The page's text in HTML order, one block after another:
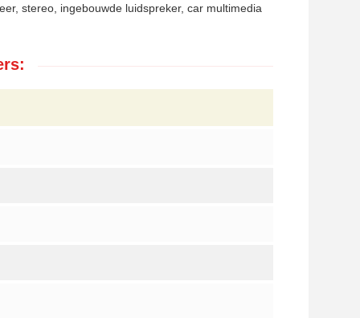
stereo, ingebouwde luidspreker, car multimedia